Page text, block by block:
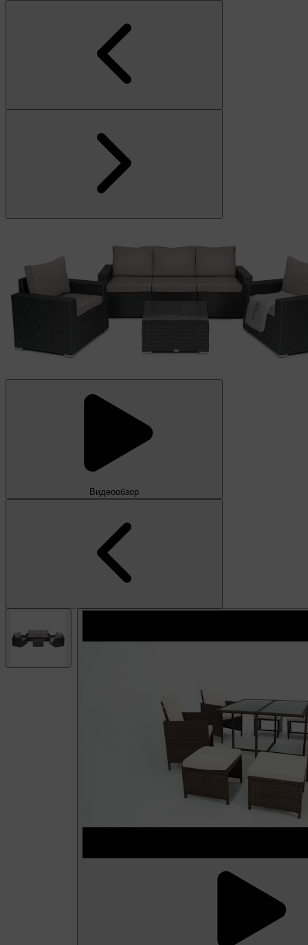
Видеообзор